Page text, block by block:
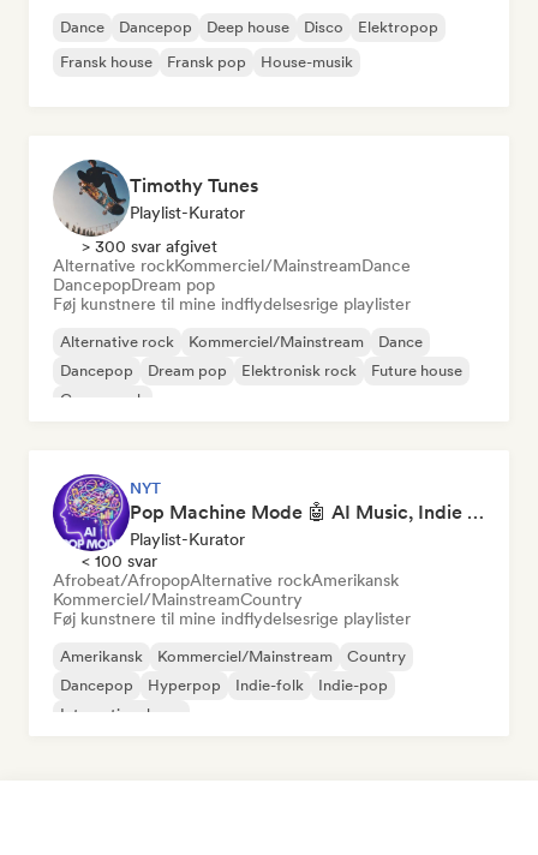
Dance Dancepop Deep house Disco
Elektropop
Fransk house
Fransk pop House-musik
Timothy Tunes
Playlist-Kurator
> 300 svar afgivet
Alternative rockKommerciel/MainstreamDance
DancepopDream pop
Føj kunstnere til mine indflydelsesrige playlister
Alternative rock Kommerciel/Mainstream
Dance
Dancepop
Dream pop Elektronisk rock
Future house
Garagerock
NYT
Pop Machine Mode 🤖 AI Music, Indie Pop & Dream Pop
Playlist-Kurator
< 100 svar
Afrobeat/AfropopAlternative rockAmerikansk
Kommerciel/MainstreamCountry
Føj kunstnere til mine indflydelsesrige playlister
Amerikansk Kommerciel/Mainstream
Country
Dancepop
Hyperpop Indie-folk
Indie-pop
International pop